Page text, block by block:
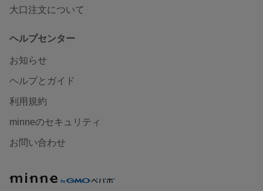
大口注文について
ヘルプセンター
お知らせ
ヘルプとガイド
利用規約
minneのセキュリティ
お問い合わせ